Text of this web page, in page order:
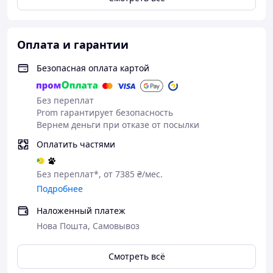
столкнувшихся с проблемами алопеции, может
Оплата и гарантии
Безопасная оплата картой
Без переплат
Prom гарантирует безопасность
Вернем деньги при отказе от посылки
Оплатить частями
Без переплат*, от 7385 ₴/мес.
Подробнее
Наложенный платеж
Нова Пошта, Самовывоз
Смотреть всё